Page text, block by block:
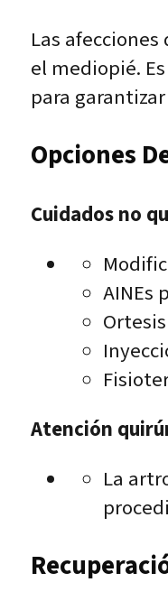
Las
el mediopié.
para
Opciones
Cuidados no
AINEs
Atención
La